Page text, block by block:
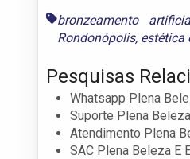
bronzeamento
Rondonópolis, estética
Pesquisas
Whatsapp Plena
Suporte Plena
Atendimento Plena
SAC Plena Beleza E